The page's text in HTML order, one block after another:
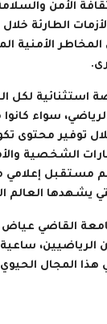
الأمن
الطارئة
الأمنية
استثنائية لكل
سواء
توفير محتوى
الشخصية
مستقبل إعلامي
يشهدها العالم
جامعة القاضي
الرياضيين،
هذا المجال